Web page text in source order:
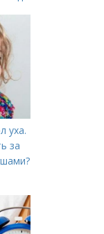
уха.
за